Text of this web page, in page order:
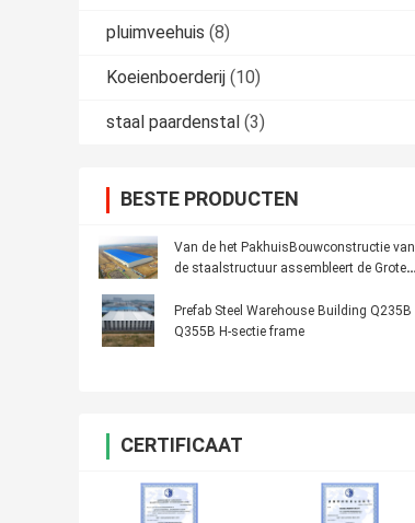
pluimveehuis (8)
Koeienboerderij (10)
staal paardenstal (3)
BESTE PRODUCTEN
Van de het PakhuisBouwconstructie van
de staalstructuur assembleert de Grote
Prefab Steel Warehouse Building Q235B
Q355B H-sectie frame
CERTIFICAAT